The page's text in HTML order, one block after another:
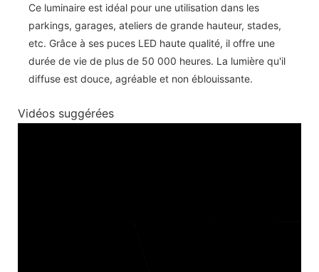
Ce luminaire est idéal pour une utilisation dans les
parkings, garages, ateliers de grande hauteur, stades,
etc. Grâce à ses puces LED haute qualité, il offre une
durée de vie de plus de 50 000 heures. La lumière qu'il
diffuse est douce, agréable et non éblouissante.
Vidéos suggérées